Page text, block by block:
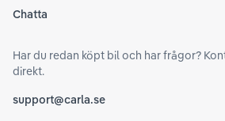
Chatta
Har du redan köpt bil och har frågor?
direkt.
support@carla.se